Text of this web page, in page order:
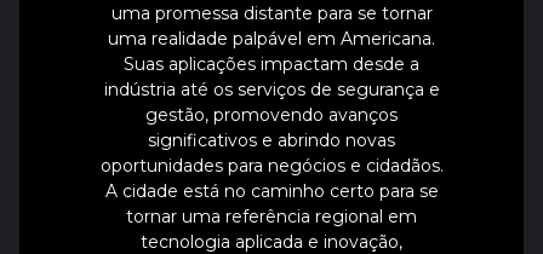
uma promessa distante para se tornar
uma realidade palpável em Americana.
Suas aplicações impactam desde a
indústria até os serviços de segurança e
gestão, promovendo avanços
significativos e abrindo novas
oportunidades para negócios e cidadãos.
A cidade está no caminho certo para se
tornar uma referência regional em
tecnologia aplicada e inovação,